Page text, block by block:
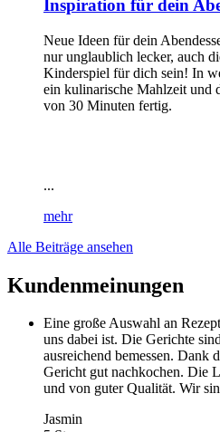
Inspiration für dein
Neue Ideen für dein
nur unglaublich lecker, auch
Kinderspiel für dich sein! In
ein kulinarische Mahlzeit und
von 30 Minuten fertig.
...
mehr
Alle Beiträge ansehen
Kundenmeinungen
Eine große Auswahl an
uns dabei ist. Die Gerichte
ausreichend bemessen. Dank
Gericht gut nachkochen. Die
und von guter Qualität. Wir
Jasmin